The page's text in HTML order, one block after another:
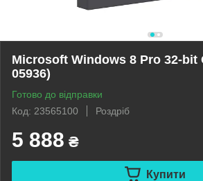
Microsoft Windows 8 Pro 32-bit
05936)
Готово до відправки
Код: 23565100
Роздріб
5 888 ₴
Купити